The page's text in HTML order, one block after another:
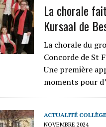
La chorale
Kursaal de
La chorale du
Concorde de St
Une première
moments pour
ACTUALITÉ COLLÈGE
NOVEMBRE 2024